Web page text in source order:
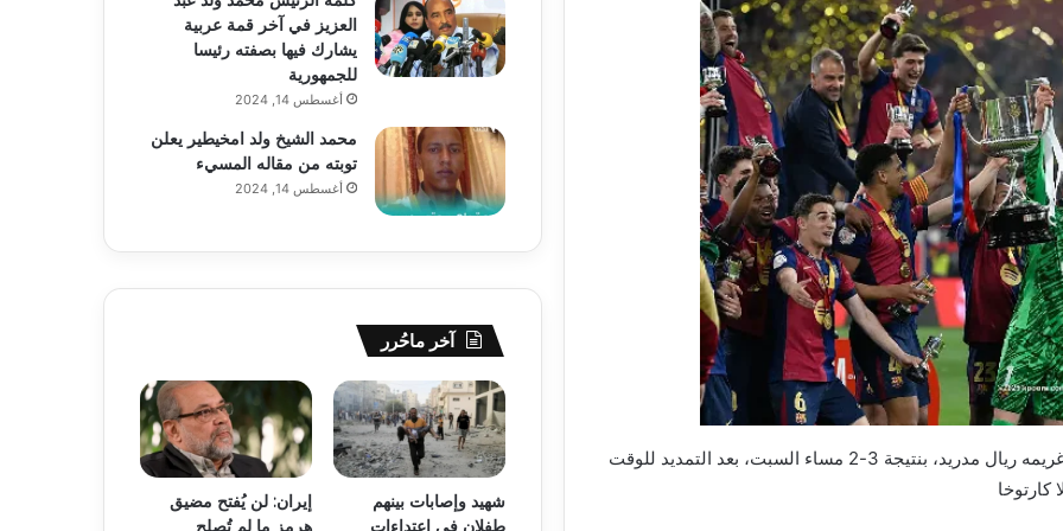
توج برشلونة بكأس ملك إسبانيا، بعد فوزه القاتل على غريمه ريال مدريد، بنتيجة 3-2 مساء السبت، بعد التمديد للوقت
كارتوخا
العزيز في آخر قمة عربية
يشارك فيها بصفته رئيسا
للجمهورية
أغسطس 14, 2024
محمد الشيخ ولد امخيطير يعلن
توبته من مقاله المسيء
أغسطس 14, 2024
آخر ماحُرر
شهيد وإصابات بينهم
طفلان في اعتداءات
إيران: لن يُفتح مضيق
هرمز ما لم تُصلح